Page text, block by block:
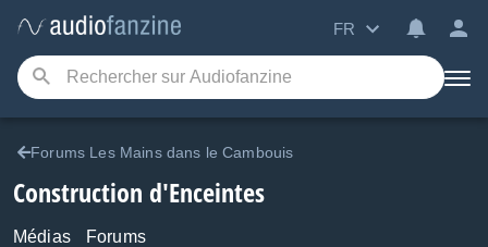
FR
Forums Les Mains dans le Cambouis
Construction d'Enceintes
Médias Forums